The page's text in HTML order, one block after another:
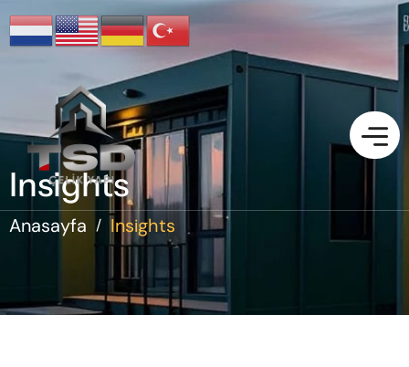
Insights
Anasayfa / Insights